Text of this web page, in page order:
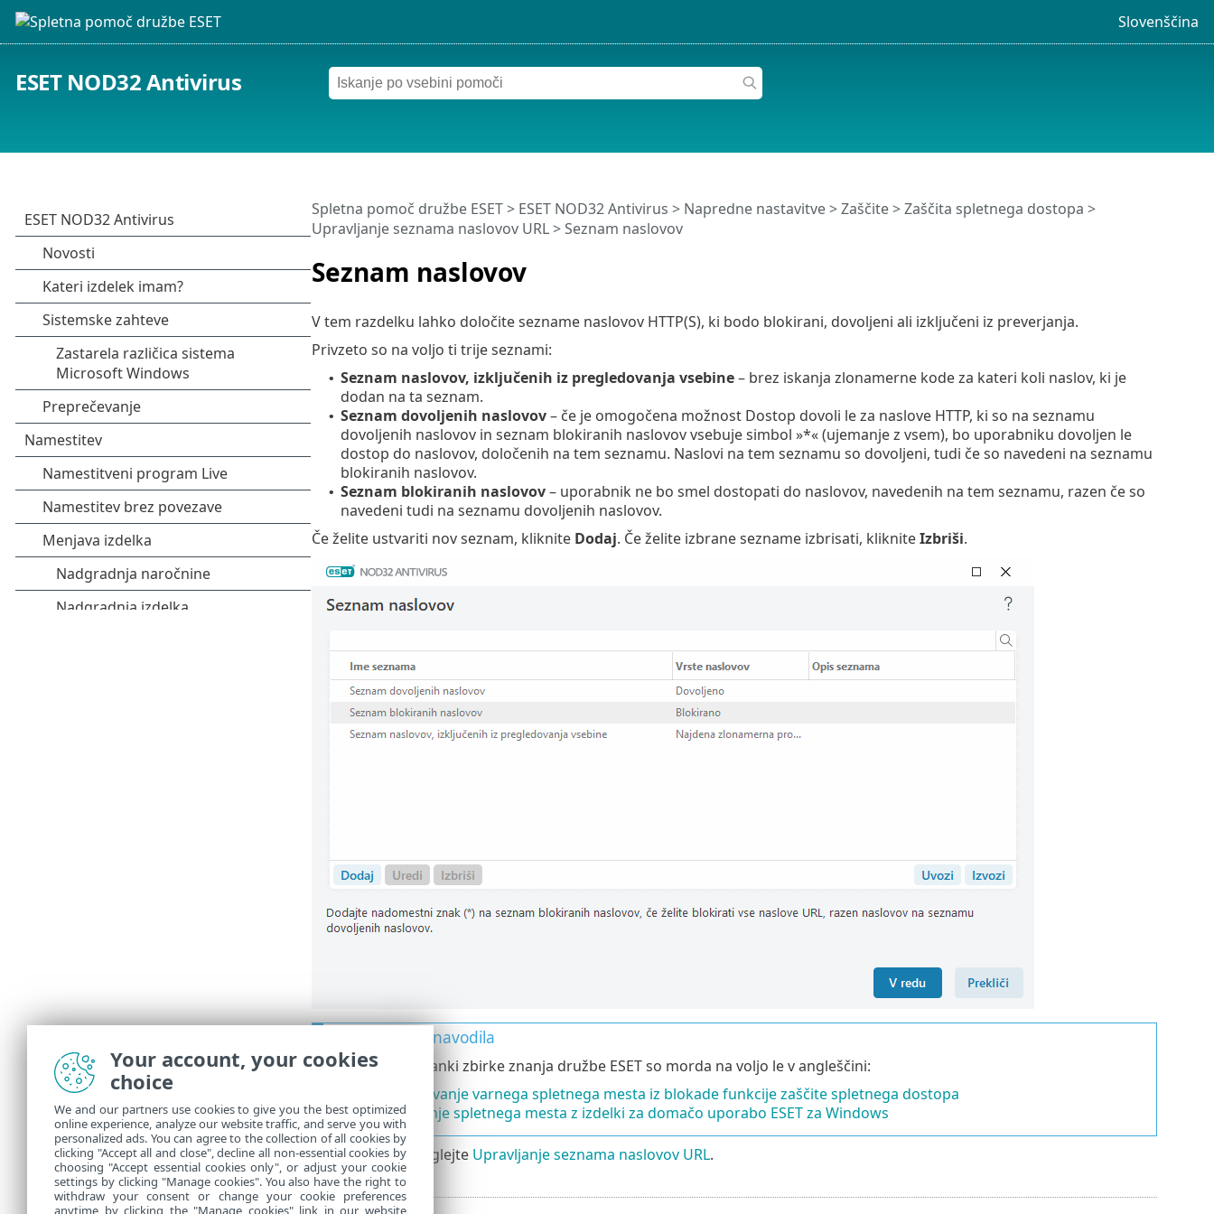
Slovenščina
ESET NOD32 Antivirus
Seznam naslovov
Spletna pomoč družbe ESET> ESET NOD32 Antivirus > Napredne nastavitve>Zaščite>Zaščita spletnega dostopa >
Upravljanje seznama naslovov URL> Seznam naslovov
V tem razdelku lahko določite sezname naslovov HTTP(S), ki bodo blokirani, dovoljeni ali izključeni iz preverjanja.
Privzeto so na voljo ti trije seznami:
• Seznam naslovov, izključenih iz pregledovanja vsebine– brez iskanja zlonamerne kode za kateri koli naslov, ki je
dodan na ta seznam.
• Seznam dovoljenih naslovov– če je omogočena možnost Dostop dovoli le za naslove HTTP, ki so na seznamu
dovoljenih naslovov in seznam blokiranih naslovov vsebuje simbol »*« (ujemanje z vsem), bo uporabniku dovoljen le
dostop do naslovov, določenih na tem seznamu. Naslovi na tem seznamu so dovoljeni, tudi če so navedeni na seznamu
blokiranih naslovov.
• Seznam blokiranih naslovov– uporabnik ne bo smel dostopati do naslovov, navedenih na tem seznamu, razen če so
navedeni tudi na seznamu dovoljenih naslovov.
Če želite ustvariti nov seznam, kliknite Dodaj. Če želite izbrane sezname izbrisati, klikniteIzbriši.
Ilustrirana navodila
Naslednji članki zbirke znanja družbe ESET so morda na voljo le v angleščini:
Izključevanje varnega spletnega mesta iz blokade funkcije zaščite spletnega dostopa
• Blokiranje spletnega mesta z izdelki za domačo uporabo ESET za Windows
Za več informacij glejte Upravljanje seznama naslovov URL.
Your account, your cookies
choice
We and our partners use cookies to give you the best optimized
online experience, analyze our website traffic, and serve you with
personalized ads. You can agree to the collection of all cookies by
clicking "Accept all and close", decline all non-essential cookies by
choosing "Accept essential cookies only", or adjust your cookie
settings by clicking "Manage cookies". You also have the right to
withdraw your consent or change your cookie preferences
anytime by clicking the "Manage cookies" link in our website